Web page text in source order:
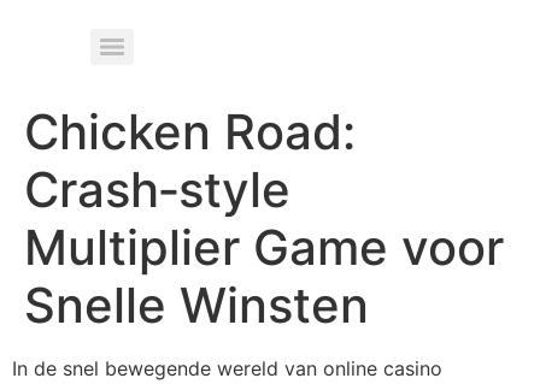
Chicken Road:
Crash‑style
Multiplier Game voor
Snelle Winsten
In de snel bewegende wereld van online casino